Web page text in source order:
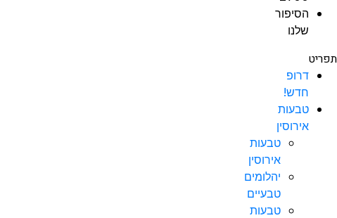
הסיפור
שלנו
תפריט
דרופ
חדש!
טבעות
אירוסין
טבעות
אירוסין
יהלומים
טבעיים
טבעות